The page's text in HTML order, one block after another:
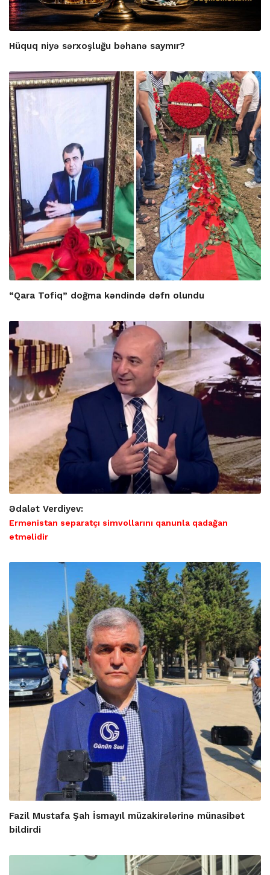
Hüquq niyə sərxoşluğu bəhanə saymır?
“Qara Tofiq” doğma kəndində dəfn olundu
Ədalət Verdiyev:
Ermənistan separatçı simvollarını qanunla qadağan
etməlidir
Fazil Mustafa Şah İsmayıl müzakirələrinə münasibət
bildirdi